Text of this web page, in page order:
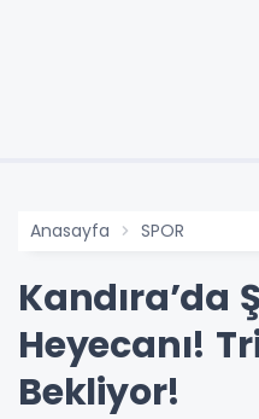
Anasayfa SPOR
Kandıra’da
Heyecanı!
Bekliyor!